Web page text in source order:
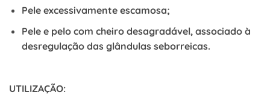
Pele excessivamente escamosa;
Pele e pelo com cheiro desagradável, associado à
desregulação das glândulas seborreicas.
UTILIZAÇÃO: